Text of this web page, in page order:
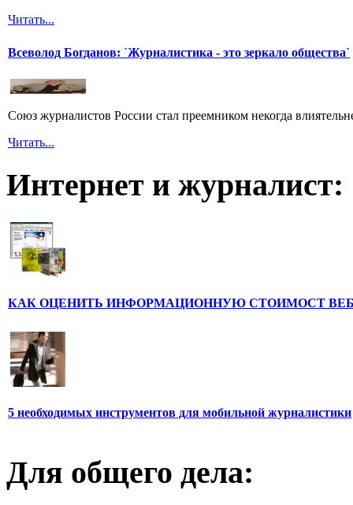
Читать...
Всеволод Богданов: `Журналистика - это зеркало общества`
Союз журналистов России стал преемником некогда
Читать...
Интернет и журналист:
КАК ОЦЕНИТЬ ИНФОРМАЦИОННУЮ СТОИМОСТ
5 необходимых инструментов для мобильной журналистики
Для общего дела: